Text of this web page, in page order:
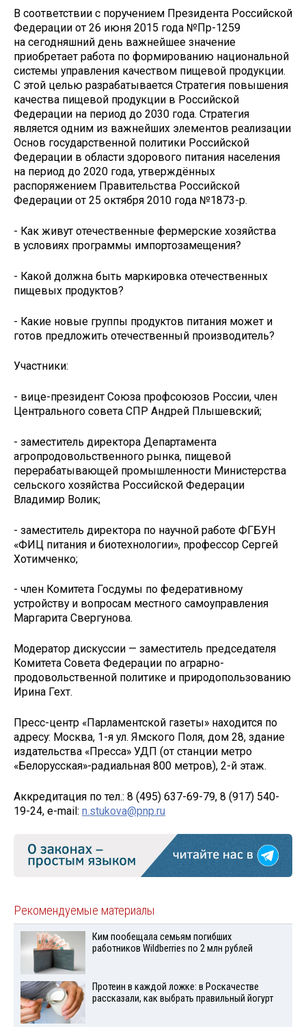
В соответствии с поручением Президента Российской
Федерации от 26 июня 2015 года №Пр-1259
на сегодняшний день важнейшее значение
приобретает работа по формированию национальной
системы управления качеством пищевой продукции.
С этой целью разрабатывается Стратегия повышения
качества пищевой продукции в Российской
Федерации на период до 2030 года. Стратегия
является одним из важнейших элементов реализации
Основ государственной политики Российской
Федерации в области здорового питания населения
на период до 2020 года, утверждённых
распоряжением Правительства Российской
Федерации от 25 октября 2010 года №1873-р.
- Как живут отечественные фермерские хозяйства
в условиях программы импортозамещения?
- Какой должна быть маркировка отечественных
пищевых продуктов?
- Какие новые группы продуктов питания может и
готов предложить отечественный производитель?
Участники:
- вице-президент Союза профсоюзов России, член
Центрального совета СПР Андрей Плышевский;
- заместитель директора Департамента
агропродовольственного рынка, пищевой
перерабатывающей промышленности Министерства
сельского хозяйства Российской Федерации
Владимир Волик;
- заместитель директора по научной работе ФГБУН
«ФИЦ питания и биотехнологии», профессор Сергей
Хотимченко;
- член Комитета Госдумы по федеративному
устройству и вопросам местного самоуправления
Маргарита Свергунова.
Модератор дискуссии — заместитель председателя
Комитета Совета Федерации по аграрно-
продовольственной политике и природопользованию
Ирина Гехт.
Пресс-центр «Парламентской газеты» находится по
адресу: Москва, 1-я ул. Ямского Поля, дом 28, здание
издательства «Пресса» УДП (от станции метро
«Белорусская»-радиальная 800 метров), 2-й этаж.
Аккредитация по тел.: 8 (495) 637-69-79, 8 (917) 540-
19-24, e-mail: n.stukova@pnp.ru
Рекомендуемые материалы
Ким пообещала семьям погибших
работников Wildberries по 2 млн рублей
Протеин в каждой ложке: в Роскачестве
рассказали, как выбрать правильный йогурт